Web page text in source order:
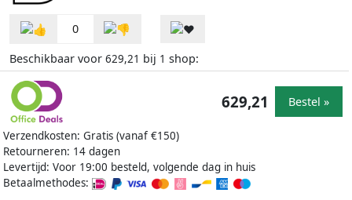
0
Beschikbaar voor 629,21 bij 1 shop:
Verzendkosten: Gratis (vanaf €150)
Retourneren: 14 dagen
Levertijd: Voor 19:00 besteld, volgende dag in huis
Betaalmethodes:
629,21 Bestel »